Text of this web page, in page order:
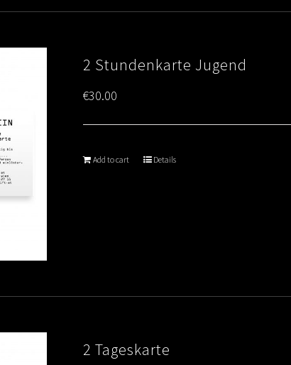
2 Stundenkarte Jugend
€30.00
Add to cart Details
2 Tageskarte